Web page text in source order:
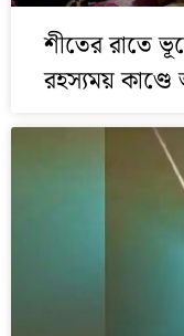
শীতের রাতে
রহস্যময়